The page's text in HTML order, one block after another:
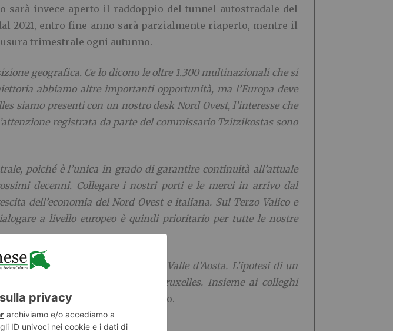
sarà invece aperto il raddoppio del tunnel autostradale del
2021, entro fine anno sarà parzialmente riaperto, mentre il
trimestrale ogni autunno.
geografica. Ce lo dicono le oltre 1.300 multinazionali che si
abbiamo altre importanti opportunità, ma l’Europa deve
siamo presenti con un nostro desk Nord Ovest, l’interesse che
registrata da parte del commissario Tzitzikostas sono
poiché è l’unica in grado di garantire continuità all’attuale
decenni. Collegare i nostri porti e le merci in arrivo dal
dell’economia del Nord Ovest e italiana. Sul Terzo Valico e
a livello europeo è quindi prioritario per tutte le nostre
a presidente di Confindustria Valle d’Aosta. L’ipotesi di un
in tutte le sedi, compresa Bruxelles. Insieme ai colleghi
infrastrutture
” conclude Turcato.